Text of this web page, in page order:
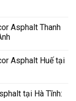
Asphalt Thanh
Asphalt Huế tại
tại Hà Tĩnh: